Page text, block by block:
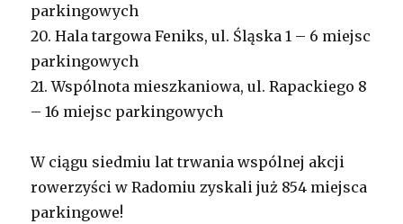
parkingowych
20. Hala targowa Feniks, ul. Śląska 1 – 6 miejsc
parkingowych
21. Wspólnota mieszkaniowa, ul. Rapackiego 8
– 16 miejsc parkingowych
W ciągu siedmiu lat trwania wspólnej akcji
rowerzyści w Radomiu zyskali już 854 miejsca
parkingowe!